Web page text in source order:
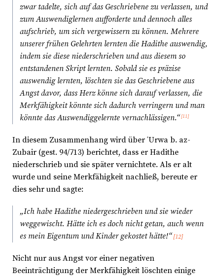
zwar tadelte, sich auf das Geschriebene zu verlassen, und
zum Auswendiglernen aufforderte und dennoch alles
aufschrieb, um sich vergewissern zu können. Mehrere
unserer frühen Gelehrten lernten die Hadithe auswendig,
indem sie diese niederschrieben und aus diesem so
entstandenen Skript lernten. Sobald sie es präzise
auswendig lernten, löschten sie das Geschriebene aus
Angst davor, dass Herz könne sich darauf verlassen, die
Merkfähigkeit könnte sich dadurch verringern und man
könnte das Auswendiggelernte vernachlässigen.“[11]
In diesem Zusammenhang wird über ʿUrwa b. az-
Zubair (gest. 94/713) berichtet, dass er Hadithe
niederschrieb und sie später vernichtete. Als er alt
wurde und seine Merkfähigkeit nachließ, bereute er
dies sehr und sagte:
„Ich habe Hadithe niedergeschrieben und sie wieder
weggewischt. Hätte ich es doch nicht getan, auch wenn
es mein Eigentum und Kinder gekostet hätte!“ [12]
Nicht nur aus Angst vor einer negativen
Beeinträchtigung der Merkfähigkeit löschten einige